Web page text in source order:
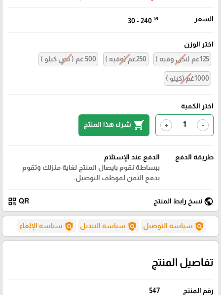
السعر 30 - 240 ₪
اختر الوزن
125غم (نص وقيه )
250غم (وقيه ) 500 غم ( نص كيلو )
1000غم (كيلو )
اختر الكمية
-
+
shopping_cart شراء هذا المنتج
طريقة الدفع
الدفع عند الإستلام
ببساطة نقوم بايصال المنتج لغاية منزلك وتقوم
بدفع الثمن لموظف التوصيل.
public نسخ رابط المنتج QR
qr_code
policy سياسة التوصيل policy سياسة التبديل policy سياسة الإلغاء
تفاصيل المنتج
رقم المنتج 547